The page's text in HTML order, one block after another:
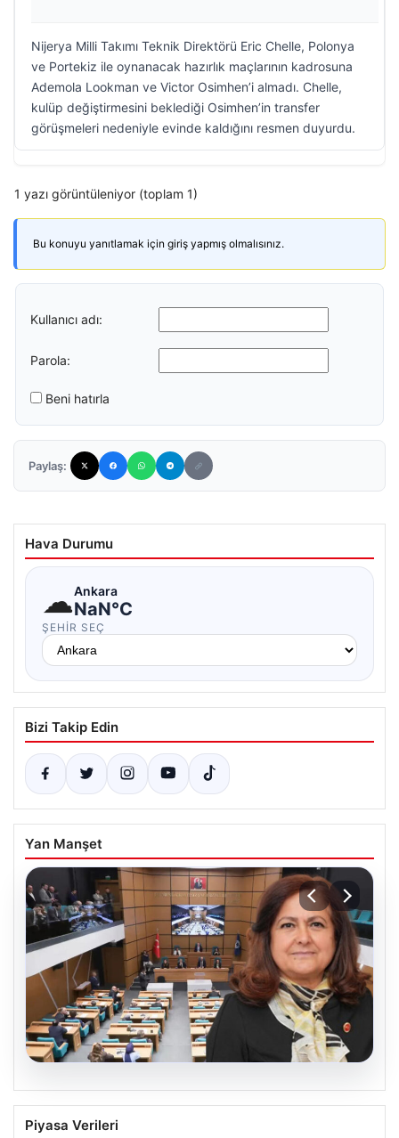
Nijerya Milli Takımı Teknik Direktörü Eric Chelle, Polonya
ve Portekiz ile oynanacak hazırlık maçlarının kadrosuna
Ademola Lookman ve Victor Osimhen’i almadı. Chelle,
kulüp değiştirmesini beklediği Osimhen’in transfer
görüşmeleri nedeniyle evinde kaldığını resmen duyurdu.
1 yazı görüntüleniyor (toplam 1)
Bu konuyu yanıtlamak için giriş yapmış olmalısınız.
Kullanıcı adı:
Parola:
Beni hatırla
Paylaş:
Hava Durumu
☁Ankara
NaN°C
ŞEHIR SEÇ
Bizi Takip Edin
Yan Manşet
05.08.2026
Üsküdar Belediyesi’nde başkanvekili
Sibel Tan Çetinkaya oldu
Piyasa Verileri